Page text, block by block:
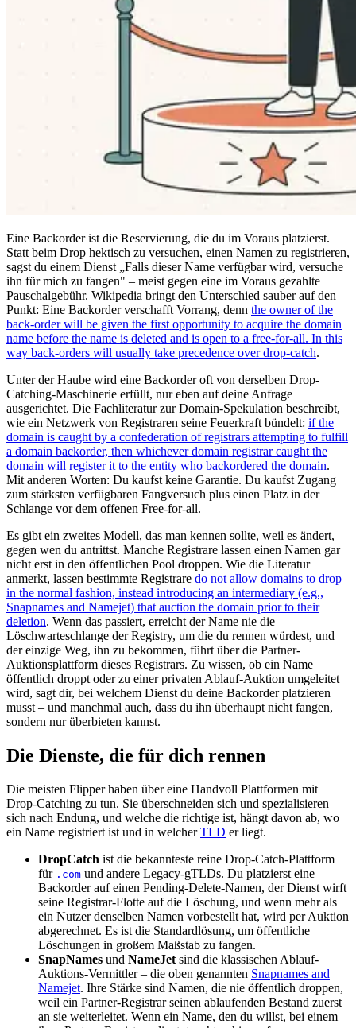
Eine Backorder ist die Reservierung, die du im Voraus platzierst.
Statt beim Drop hektisch zu versuchen, einen Namen zu registrieren,
sagst du einem Dienst „Falls dieser Name verfügbar wird, versuche
ihn für mich zu fangen" – meist gegen eine im Voraus gezahlte
Pauschalgebühr. Wikipedia bringt den Unterschied sauber auf den
Punkt: Eine Backorder verschafft Vorrang, denn the owner of the
back-order will be given the first opportunity to acquire the domain
name before the name is deleted and is open to a free-for-all. In this
way back-orders will usually take precedence over drop-catch.
Unter der Haube wird eine Backorder oft von derselben Drop-
Catching-Maschinerie erfüllt, nur eben auf deine Anfrage
ausgerichtet. Die Fachliteratur zur Domain-Spekulation beschreibt,
wie ein Netzwerk von Registraren seine Feuerkraft bündelt: if the
domain is caught by a confederation of registrars attempting to fulfill
a domain backorder, then whichever domain registrar caught the
domain will register it to the entity who backordered the domain.
Mit anderen Worten: Du kaufst keine Garantie. Du kaufst Zugang
zum stärksten verfügbaren Fangversuch plus einen Platz in der
Schlange vor dem offenen Free-for-all.
Es gibt ein zweites Modell, das man kennen sollte, weil es ändert,
gegen wen du antrittst. Manche Registrare lassen einen Namen gar
nicht erst in den öffentlichen Pool droppen. Wie die Literatur
anmerkt, lassen bestimmte Registrare do not allow domains to drop
in the normal fashion, instead introducing an intermediary (e.g.,
Snapnames and Namejet) that auction the domain prior to their
deletion. Wenn das passiert, erreicht der Name nie die
Löschwarteschlange der Registry, um die du rennen würdest, und
der einzige Weg, ihn zu bekommen, führt über die Partner-
Auktionsplattform dieses Registrars. Zu wissen, ob ein Name
öffentlich droppt oder zu einer privaten Ablauf-Auktion umgeleitet
wird, sagt dir, bei welchem Dienst du deine Backorder platzieren
musst – und manchmal auch, dass du ihn überhaupt nicht fangen,
sondern nur überbieten kannst.
Die Dienste, die für dich rennen
Die meisten Flipper haben über eine Handvoll Plattformen mit
Drop-Catching zu tun. Sie überschneiden sich und spezialisieren
sich nach Endung, und welche die richtige ist, hängt davon ab, wo
ein Name registriert ist und in welcherTLD er liegt.
DropCatch ist die bekannteste reine Drop-Catch-Plattform
für .com und andere Legacy-gTLDs. Du platzierst eine
Backorder auf einen Pending-Delete-Namen, der Dienst wirft
seine Registrar-Flotte auf die Löschung, und wenn mehr als
ein Nutzer denselben Namen vorbestellt hat, wird per Auktion
abgerechnet. Es ist die Standardlösung, um öffentliche
Löschungen in großem Maßstab zu fangen.
SnapNames und NameJet sind die klassischen Ablauf-
Auktions-Vermittler – die oben genannten Snapnames and
Namejet. Ihre Stärke sind Namen, die nie öffentlich droppen,
weil ein Partner-Registrar seinen ablaufenden Bestand zuerst
an sie weiterleitet. Wenn ein Name, den du willst, bei einem